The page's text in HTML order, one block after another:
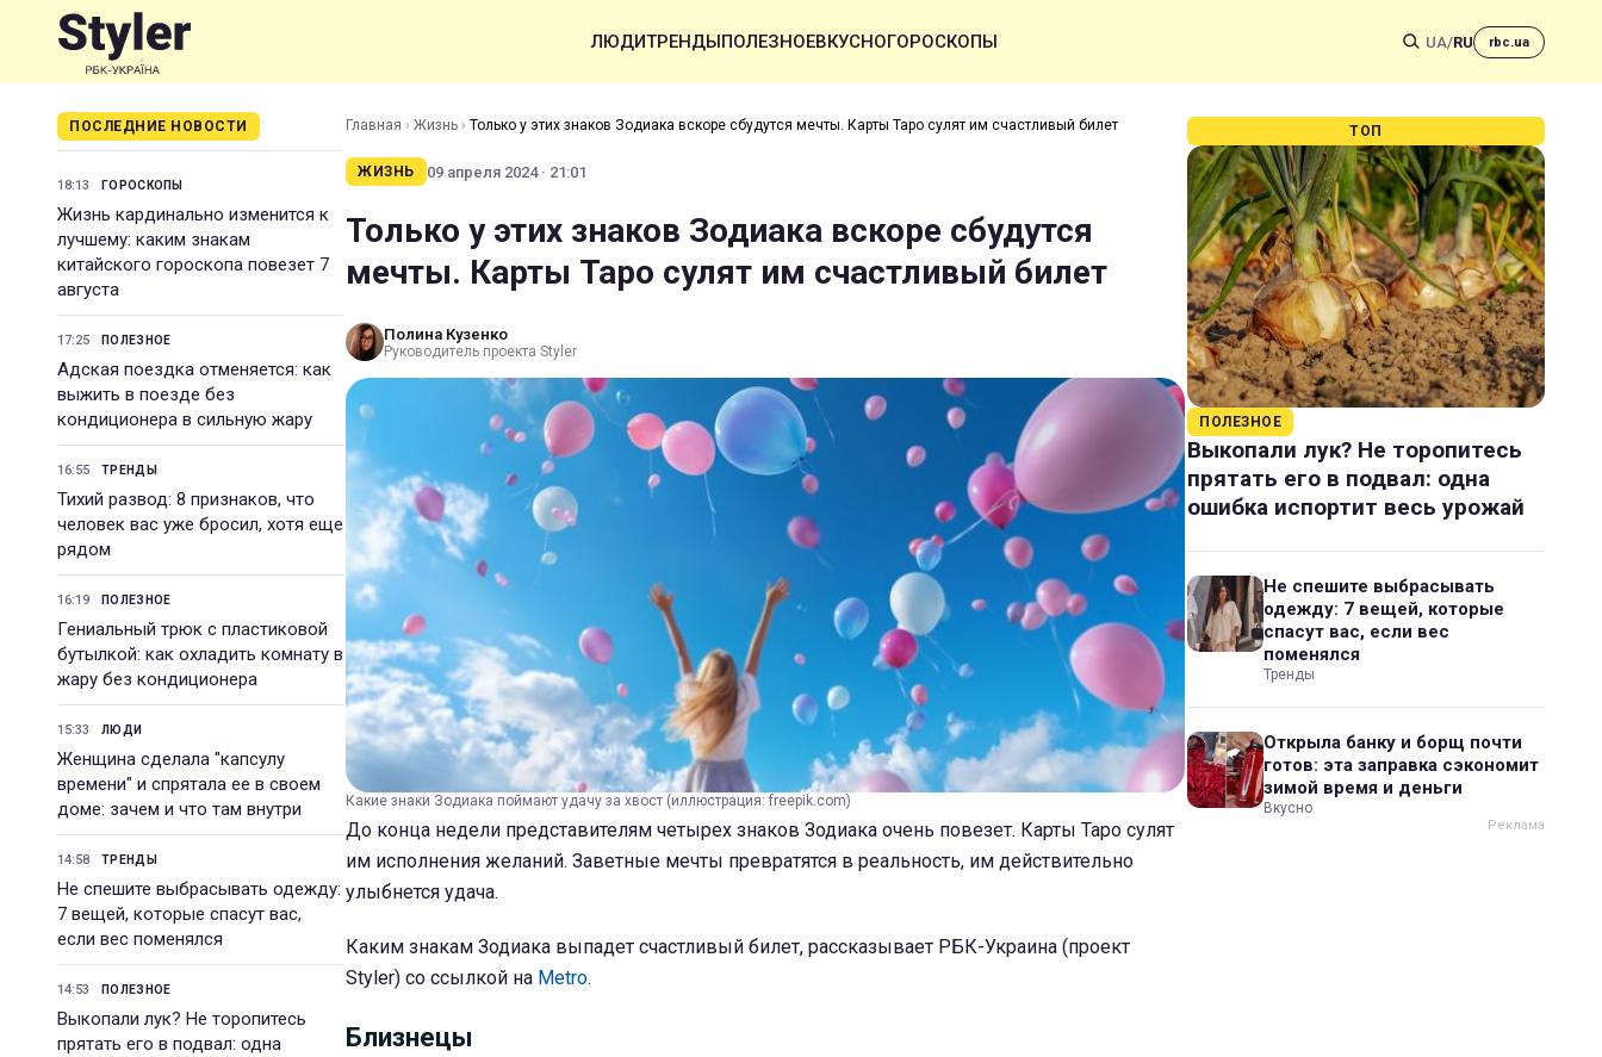
ЛЮДИТРЕНДЫПОЛЕЗНОЕВКУСНОГОРОСКОПЫ UA/RU rbc.ua
ПОСЛЕДНИЕ НОВОСТИ
18:13 ГОРОСКОПЫ
Жизнь кардинально изменится к
лучшему: каким знакам
китайского гороскопа повезет 7
августа
17:25 ПОЛЕЗНОЕ
Адская поездка отменяется: как
выжить в поезде без
кондиционера в сильную жару
16:55 ТРЕНДЫ
Тихий развод: 8 признаков, что
человек вас уже бросил, хотя еще
рядом
16:19 ПОЛЕЗНОЕ
Гениальный трюк с пластиковой
бутылкой: как охладить комнату в
жару без кондиционера
15:33 ЛЮДИ
Женщина сделала "капсулу
времени" и спрятала ее в своем
доме: зачем и что там внутри
14:58 ТРЕНДЫ
Не спешите выбрасывать одежду:
7 вещей, которые спасут вас,
если вес поменялся
14:53 ПОЛЕЗНОЕ
Выкопали лук? Не торопитесь
прятать его в подвал: одна
Главная › Жизнь › Только у этих знаков Зодиака вскоре сбудутся мечты. Карты Таро сулят им счастливый билет
ЖИЗНЬ 09 апреля 2024 · 21:01
Только у этих знаков Зодиака вскоре сбудутся
мечты. Карты Таро сулят им счастливый билет
Полина Кузенко
Руководитель проекта Styler
Какие знаки Зодиака поймают удачу за хвост (иллюстрация: freepik.com)
До конца недели представителям четырех знаков Зодиака очень повезет. Карты Таро сулят
им исполнения желаний. Заветные мечты превратятся в реальность, им действительно
улыбнется удача.
Каким знакам Зодиака выпадет счастливый билет, рассказывает РБК-Украина (проект
Styler) со ссылкой на Metro.
Близнецы
ТОП
ПОЛЕЗНОЕ
Выкопали лук? Не торопитесь
прятать его в подвал: одна
ошибка испортит весь урожай
Не спешите выбрасывать
одежду: 7 вещей, которые
спасут вас, если вес
поменялся
Тренды
Открыла банку и борщ почти
готов: эта заправка сэкономит
зимой время и деньги
Вкусно